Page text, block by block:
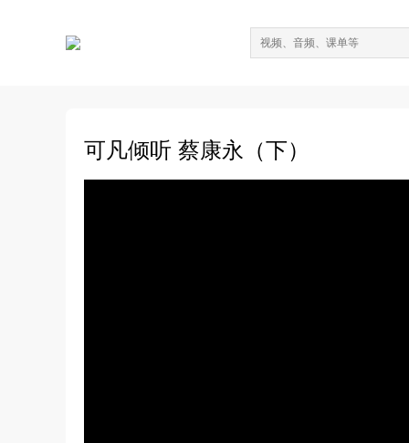
可凡倾听 蔡康永（下）